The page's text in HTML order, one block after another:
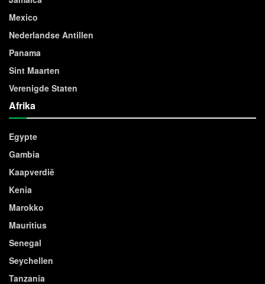
Mexico
Nederlandse Antillen
Panama
Sint Maarten
Verenigde Staten
Afrika
Egypte
Gambia
Kaapverdië
Kenia
Marokko
Mauritius
Senegal
Seychellen
Tanzania